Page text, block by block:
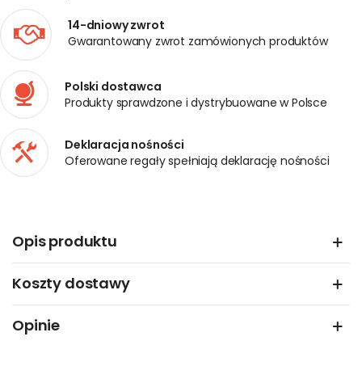
14-dniowy zwrot
Gwarantowany zwrot zamówionych produktów
Polski dostawca
Produkty sprawdzone i dystrybuowane w Polsce
Deklaracja nośności
Oferowane regały spełniają deklarację nośności
Opis produktu
Koszty dostawy
Opinie